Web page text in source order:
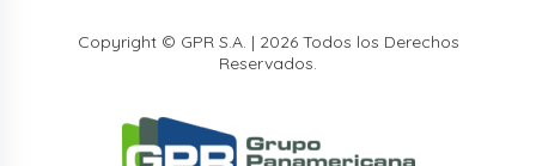
Copyright © GPR S.A. | 2026 Todos los Derechos
Reservados.